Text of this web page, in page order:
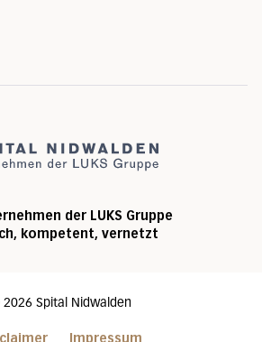
der LUKS Gruppe
kompetent, vernetzt
2026 Spital Nidwalden
Impressum